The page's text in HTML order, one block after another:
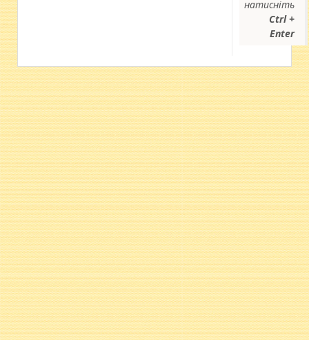
натисніть
Ctrl +
Enter